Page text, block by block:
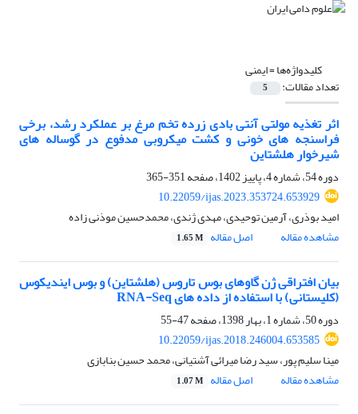
کلیدواژه‌ها =ایمنی
تعداد مقالات: 5
اثر تغذیه مولتی آنتی بادی زرده تخم مرغ بر عملکرد رشد، برخی
فراسنجه های خونی و کشت میکروبی مدفوع در گوساله های
شیرخوار هلشتاین
دوره 54، شماره 4، پاییز 1402، صفحه
351-365
10.22059/ijas.2023.353724.653929
امید بوذری، آرمین توحیدی، مهدی ژندی، محمدحسین موذنی زاده
مشاهده مقاله
اصل مقاله 1.65 M
بیان افتراقی ژن گاوهای بوس تاروس (هلشتاین) و بوس ایندیکوس
(کلیستانی) با استفاده از داده های RNA-Seq
دوره 50، شماره 1، بهار 1398، صفحه
47-55
10.22059/ijas.2018.246004.653585
مینا سلیم پور، سید رضا میرائی آشتیانی، محمد حسین بنابازی
مشاهده مقاله
اصل مقاله 1.07 M